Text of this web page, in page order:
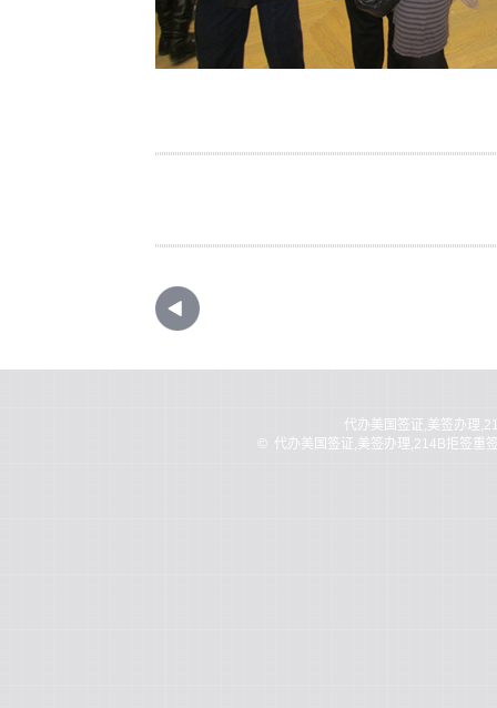
代办美国签证,美签办理
代办美国签证,美签办理,214B拒签重